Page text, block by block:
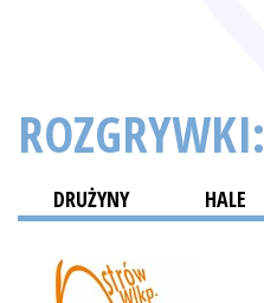
ROZGRYWKI:
DRUŻYNY HALE